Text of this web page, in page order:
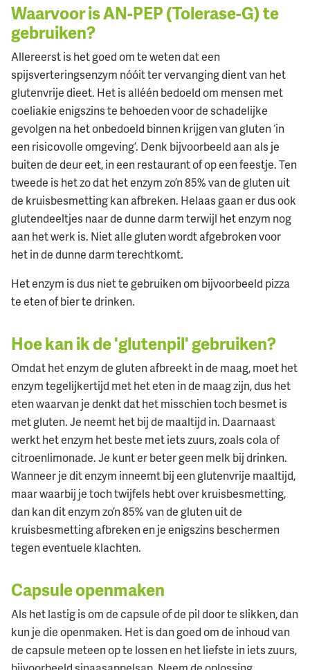
Waarvoor is AN-PEP (Tolerase-G) te
gebruiken?
Allereerst is het goed om te weten dat een
spijsverteringsenzym nóóit ter vervanging dient van het
glutenvrije dieet. Het is alléén bedoeld om mensen met
coeliakie enigszins te behoeden voor de schadelijke
gevolgen na het onbedoeld binnen krijgen van gluten ‘in
een risicovolle omgeving’. Denk bijvoorbeeld aan als je
buiten de deur eet, in een restaurant of op een feestje. Ten
tweede is het zo dat het enzym zo’n 85% van de gluten uit
de kruisbesmetting kan afbreken. Helaas gaan er dus ook
glutendeeltjes naar de dunne darm terwijl het enzym nog
aan het werk is. Niet alle gluten wordt afgebroken voor
het in de dunne darm terechtkomt.
Het enzym is dus niet te gebruiken om bijvoorbeeld pizza
te eten of bier te drinken.
Hoe kan ik de 'glutenpil' gebruiken?
Omdat het enzym de gluten afbreekt in de maag, moet het
enzym tegelijkertijd met het eten in de maag zijn, dus het
eten waarvan je denkt dat het misschien toch besmet is
met gluten. Je neemt het bij de maaltijd in. Daarnaast
werkt het enzym het beste met iets zuurs, zoals cola of
citroenlimonade. Je kunt er beter geen melk bij drinken.
Wanneer je dit enzym inneemt bij een glutenvrije maaltijd,
maar waarbij je toch twijfels hebt over kruisbesmetting,
dan kan dit enzym zo’n 85% van de gluten uit de
kruisbesmetting afbreken en je enigszins beschermen
tegen eventuele klachten.
Capsule openmaken
Als het lastig is om de capsule of de pil door te slikken, dan
kun je die openmaken. Het is dan goed om de inhoud van
de capsule meteen op te lossen en het liefste in iets zuurs,